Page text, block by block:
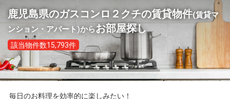
鹿児島県のガスコンロ２クチの賃貸物件(賃貸マ
ンション・アパート)からお部屋探し
該当物件数15,793件
毎日のお料理を効率的に楽しみたい！